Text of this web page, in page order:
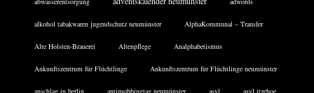
alkohol tabakwaren jugendschutz neumünster AlphaKommunal – Transfer
Alte Holsten-Brauerei Altenpflege Analphabetismus
Ankunftszentrum für Flüchtlinge Ankunftszentrum für Flüchtlinge neumünster
anschlag in berlin antimobbingtag neumünster asyl asyl itzehoe